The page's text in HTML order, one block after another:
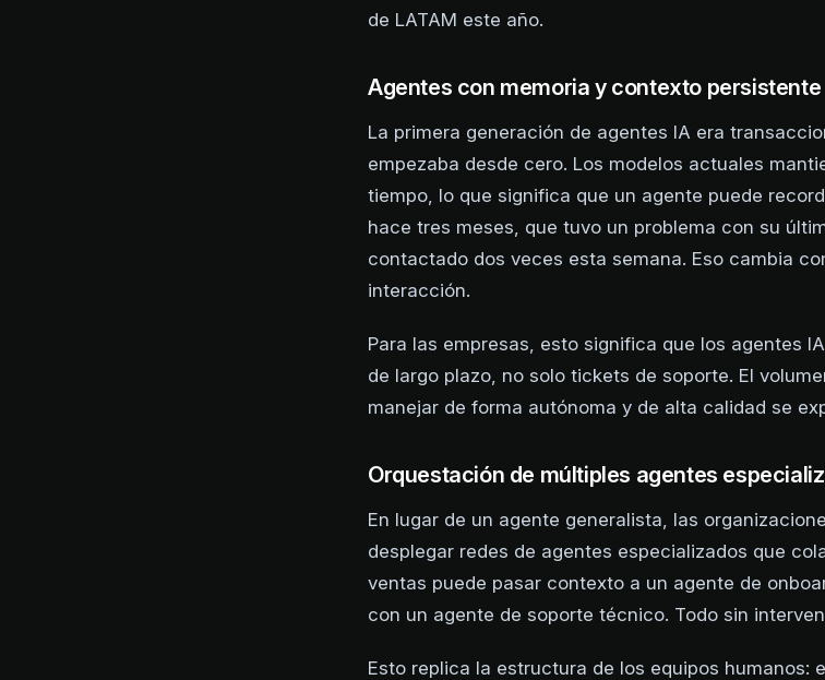
de LATAM este año.
Agentes con memoria y contexto persistente
La primera generación de agentes IA era
empezaba desde cero. Los modelos actuales
tiempo, lo que significa que un agente puede
hace tres meses, que tuvo un problema con su
contactado dos veces esta semana. Eso cambia
interacción.
Para las empresas, esto significa que los agentes
de largo plazo, no solo tickets de soporte. El
manejar de forma autónoma y de alta calidad se
Orquestación de múltiples agentes
En lugar de un agente generalista, las
desplegar redes de agentes especializados que
ventas puede pasar contexto a un agente de
con un agente de soporte técnico. Todo sin
Esto replica la estructura de los equipos humanos: